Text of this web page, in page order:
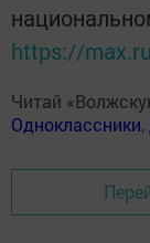
https://
Читай
Одноклассники,